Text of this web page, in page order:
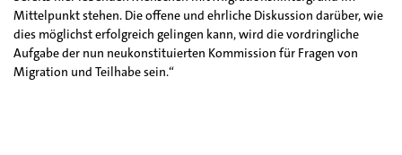
Mittelpunkt stehen. Die offene und ehrliche Diskussion darüber, wie
dies möglichst erfolgreich gelingen kann, wird die vordringliche
Aufgabe der nun neukonstituierten Kommission für Fragen von
Migration und Teilhabe sein.“